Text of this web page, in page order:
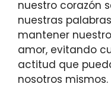
nuestro corazón
nuestras
mantener
amor, evitando
actitud que
nosotros mismos.